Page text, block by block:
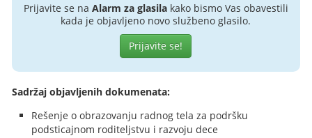
Prijavite se na Alarm za glasilakako bismo Vas obavestili
kada je objavljeno novo službeno glasilo.
Prijavite se!
Sadržaj objavljenih dokumenata:
Rešenje o obrazovanju radnog tela za podršku
podsticajnom roditeljstvu i razvoju dece